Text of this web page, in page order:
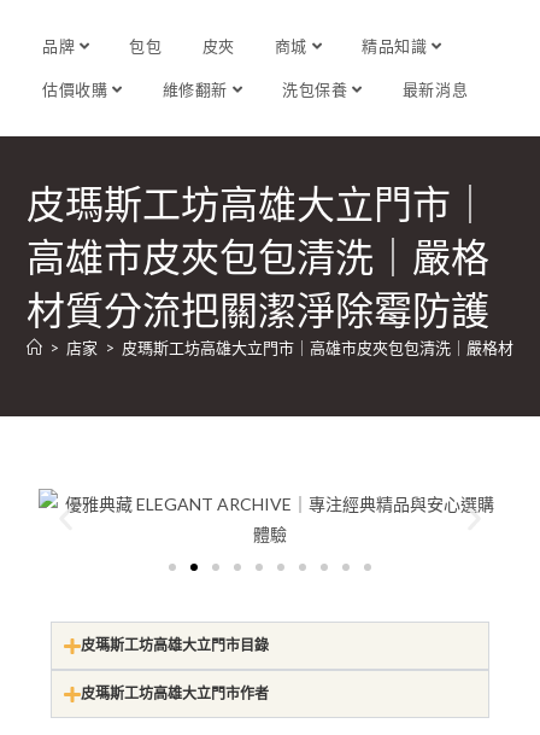
品牌 包包 皮夾 商城 精品知識
估價收購 維修翻新 洗包保養 最新消息
皮瑪斯工坊高雄大立門市｜
高雄市皮夾包包清洗｜嚴格
材質分流把關潔淨除霉防護
> 店家 > 皮瑪斯工坊高雄大立門市｜高雄市皮夾包包清洗｜嚴格材質
皮瑪斯工坊高雄大立門市目錄
皮瑪斯工坊高雄大立門市作者